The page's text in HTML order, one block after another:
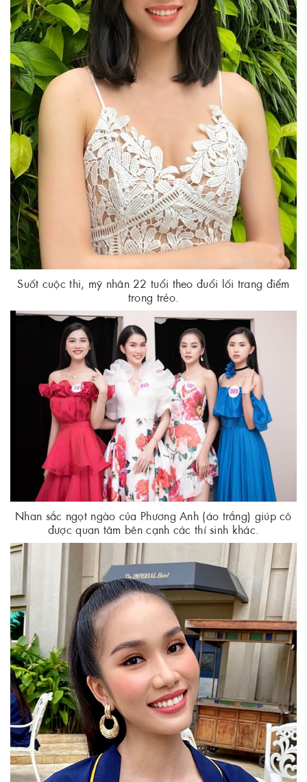
Suốt cuộc thi, mỹ nhân 22 tuổi theo đuổi lối trang điểm
trong trẻo.
Nhan sắc ngọt ngào của Phương Anh (áo trắng) giúp cô
được quan tâm bên cạnh các thí sinh khác.